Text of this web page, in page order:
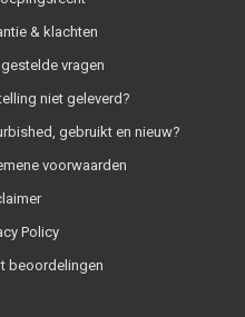
& klachten
vragen
niet geleverd?
gebruikt en nieuw?
voorwaarden
Policy
beoordelingen